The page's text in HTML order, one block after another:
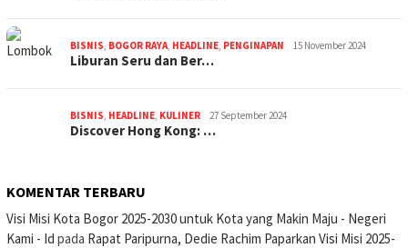
BISNIS BOGOR RAYA HEADLINE PENGINAPAN 15 November 2024
Liburan Seru dan Ber…
BISNIS HEADLINE KULINER 27 September 2024
Discover Hong Kong: …
KOMENTAR TERBARU
Visi Misi Kota Bogor 2025-2030 untuk Kota yang Makin Maju - Negeri
Kami - Id pada Rapat Paripurna, Dedie Rachim Paparkan Visi Misi 2025-